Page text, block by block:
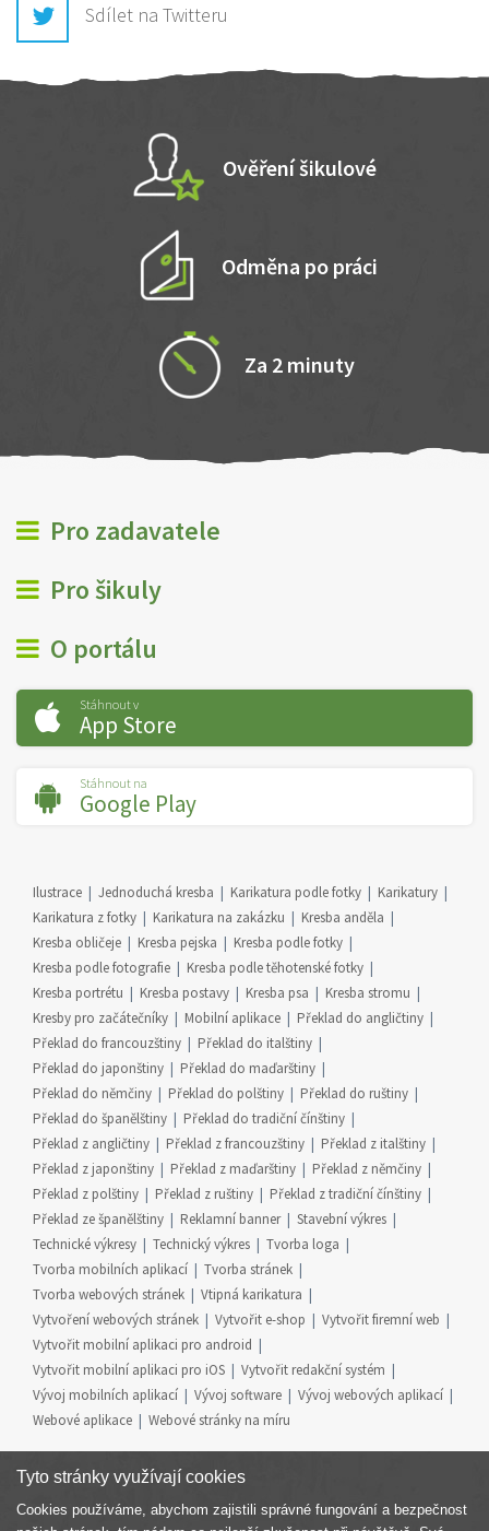
Sdílet na Twitteru
Ověření šikulové
Odměna po práci
Za 2 minuty
Pro zadavatele
Pro šikuly
O portálu
Stáhnout v
App Store
Stáhnout na
Google Play
Ilustrace Jednoduchá kresba Karikatura podle fotky
Karikatury
Karikatura z fotky
Karikatura na zakázku
Kresba anděla
Kresba obličeje
Kresba pejska
Kresba podle fotky
Kresba podle fotografie
Kresba podle těhotenské fotky
Kresba portrétu
Kresba postavy Kresba psa
Kresba stromu
Kresby pro začátečníky
Mobilní aplikace
Překlad do angličtiny
Překlad do francouzštiny
Překlad do italštiny
Překlad do japonštiny
Překlad do maďarštiny
Překlad do němčiny
Překlad do polštiny
Překlad do ruštiny
Překlad do španělštiny
Překlad do tradiční čínštiny
Překlad z angličtiny
Překlad z francouzštiny
Překlad z italštiny
Překlad z japonštiny
Překlad z maďarštiny
Překlad z němčiny
Překlad z polštiny
Překlad z ruštiny
Překlad z tradiční čínštiny
Překlad ze španělštiny
Reklamní banner
Stavební výkres
Technické výkresy
Technický výkres
Tvorba loga
Tvorba mobilních aplikací
Tvorba stránek
Tvorba webových stránek
Vtipná karikatura
Vytvoření webových stránek
Vytvořit e-shop
Vytvořit firemní web
Vytvořit mobilní aplikaci pro android
Vytvořit mobilní aplikaci pro iOS
Vytvořit redakční systém
Vývoj mobilních aplikací
Vývoj software
Vývoj webových aplikací
Webové aplikace
Webové stránky na míru
Tyto stránky využívají cookies
Cookies používáme, abychom zajistili správné fungování a bezpečnost